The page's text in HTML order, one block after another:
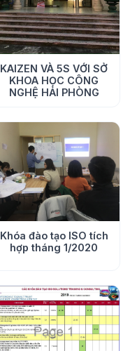
KAIZEN VÀ 5S VỚI SỞ
KHOA HỌC CÔNG
NGHỆ HẢI PHÒNG
Khóa đào tạo ISO tích
hợp tháng 1/2020